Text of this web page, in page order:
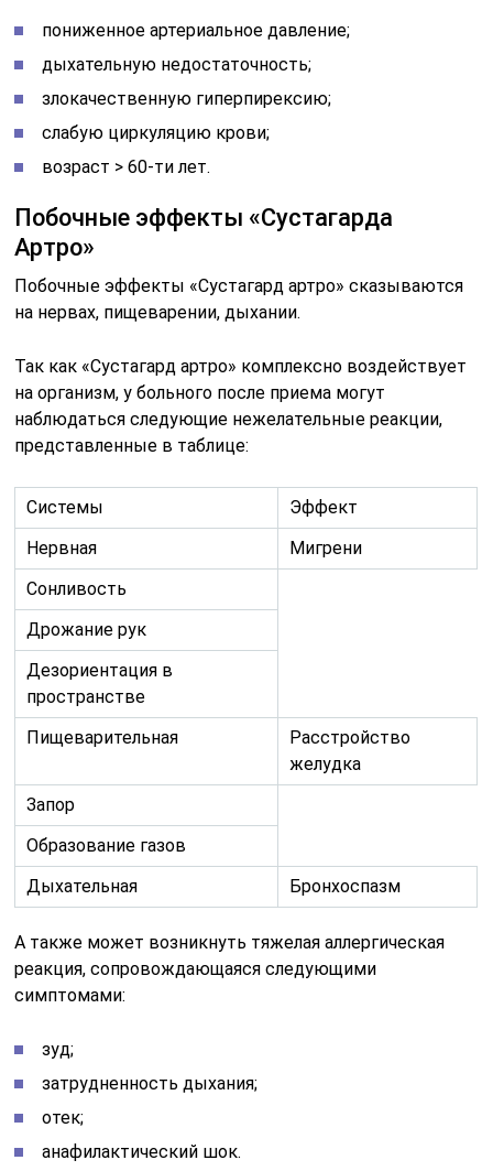
пониженное артериальное давление;
дыхательную недостаточность;
злокачественную гиперпирексию;
слабую циркуляцию крови;
возраст > 60-ти лет.
Побочные эффекты «Сустагарда
Артро»
Побочные эффекты «Сустагард артро» сказываются
на нервах, пищеварении, дыхании.
Так как «Сустагард артро» комплексно воздействует
на организм, у больного после приема могут
наблюдаться следующие нежелательные реакции,
представленные в таблице:
Системы
Эффект
Нервная
Мигрени
Сонливость
Дрожание рук
Дезориентация в
пространстве
Пищеварительная
Расстройство
желудка
Запор
Образование газов
Дыхательная
Бронхоспазм
А также может возникнуть тяжелая аллергическая
реакция, сопровождающаяся следующими
симптомами:
зуд;
затрудненность дыхания;
отек;
анафилактический шок.